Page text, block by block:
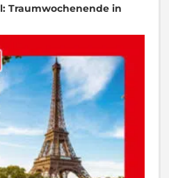
Traumwochenende in